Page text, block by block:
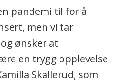
pandemi til for å
men vi tar
ønsker at
en trygg opplevelse
Skallerud, som